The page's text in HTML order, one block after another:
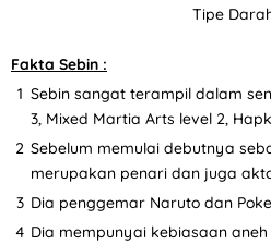
Tipe
Fakta Sebin :
Sebin sangat terampil dalam
3, Mixed Martia Arts level 2,
Sebelum memulai debutnya
merupakan penari dan juga
Dia penggemar Naruto dan
Dia mempunyai kebiasaan